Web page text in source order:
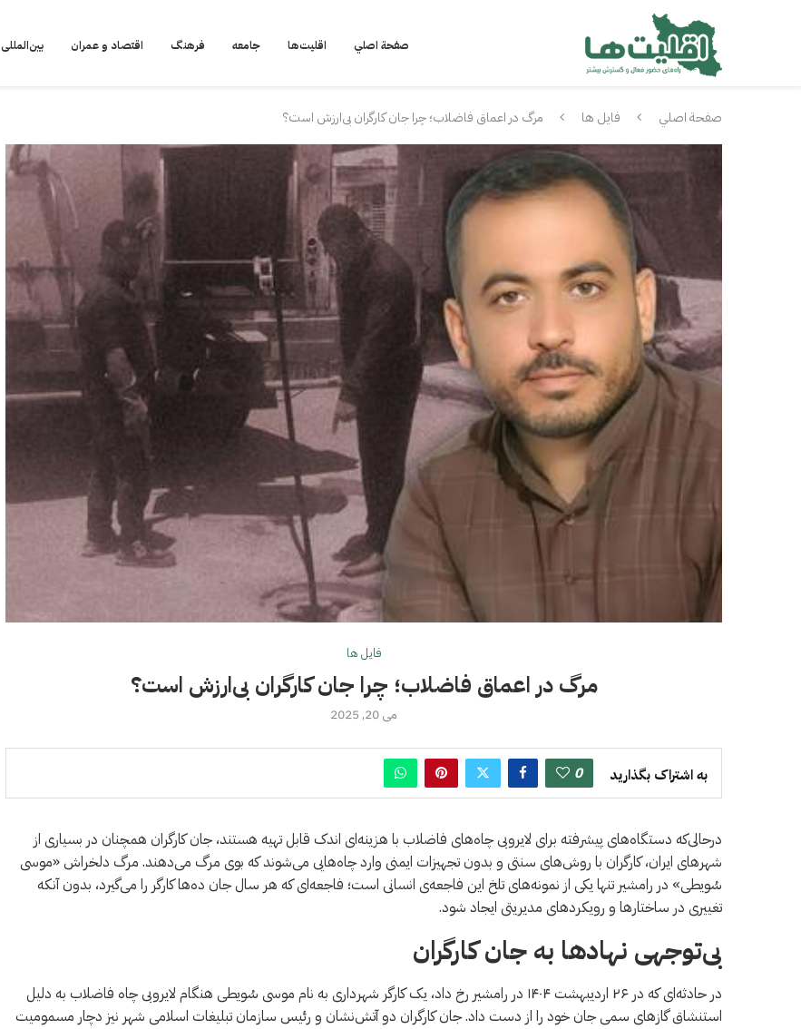
صفحة اصلي اقلیت‌ها جامعه فرهنگ اقتصاد و عمران بین‌المللی
صفحة اصلي فايل ها مرگ در اعماق فاضلاب؛ چرا جان کارگران بی‌ارزش است؟
فايل ها
مرگ در اعماق فاضلاب؛ چرا جان کارگران بی‌ارزش است؟
می 20, 2025
به اشتراک بگذارید 0
درحالی‌که دستگاه‌های پیشرفته برای لایروبی چاه‌های فاضلاب با هزینه‌ای اندک قابل تهیه هستند، جان کارگران همچنان در بسیاری از
شهرهای ایران، کارگران با روش‌های سنتی و بدون تجهیزات ایمنی وارد چاه‌هایی می‌شوند که بوی مرگ می‌دهند. مرگ دلخراش «موسی
سُویطی» در رامشیر تنها یکی از نمونه‌های تلخ این فاجعه‌ی انسانی است؛ فاجعه‌ای که هر سال جان ده‌ها کارگر را می‌گیرد، بدون آنکه
تغییری در ساختارها و رویکردهای مدیریتی ایجاد شود.
بی‌توجهی نهادها به جان کارگران
در حادثه‌ای که در ۲۶ اردیبهشت ۱۴۰۴ در رامشیر رخ داد، یک کارگر شهرداری به نام موسی سُویطی هنگام لایروبی چاه فاضلاب به دلیل
استنشاق گازهای سمی جان خود را از دست داد. جان کارگران دو آتش‌نشان و رئیس سازمان تبلیغات اسلامی شهر نیز دچار مسمومیت